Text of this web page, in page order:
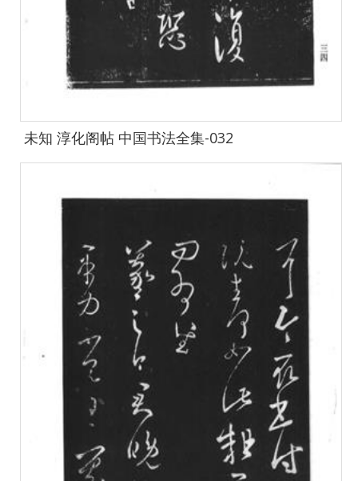
未知 淳化阁帖 中国书法全集-032